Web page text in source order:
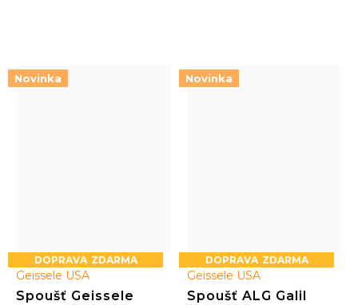
Novinka
ZDARMA
Geissele USA
Spoušť Geissele
Novinka
ZDARMA
Geissele USA
Spoušť ALG Galil